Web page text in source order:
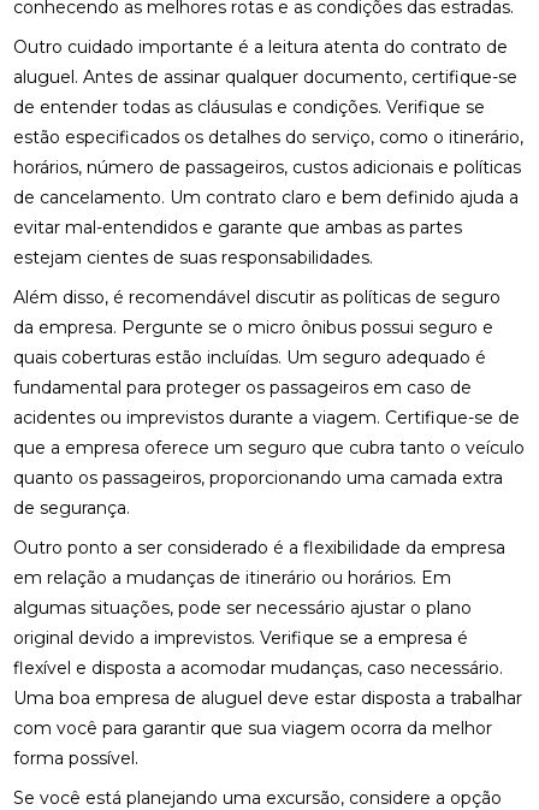
conhecendo as melhores rotas e as condições das estradas.
Outro cuidado importante é a leitura atenta do contrato de
aluguel. Antes de assinar qualquer documento, certifique-se
de entender todas as cláusulas e condições. Verifique se
estão especificados os detalhes do serviço, como o itinerário,
horários, número de passageiros, custos adicionais e políticas
de cancelamento. Um contrato claro e bem definido ajuda a
evitar mal-entendidos e garante que ambas as partes
estejam cientes de suas responsabilidades.
Além disso, é recomendável discutir as políticas de seguro
da empresa. Pergunte se o micro ônibus possui seguro e
quais coberturas estão incluídas. Um seguro adequado é
fundamental para proteger os passageiros em caso de
acidentes ou imprevistos durante a viagem. Certifique-se de
que a empresa oferece um seguro que cubra tanto o veículo
quanto os passageiros, proporcionando uma camada extra
de segurança.
Outro ponto a ser considerado é a flexibilidade da empresa
em relação a mudanças de itinerário ou horários. Em
algumas situações, pode ser necessário ajustar o plano
original devido a imprevistos. Verifique se a empresa é
flexível e disposta a acomodar mudanças, caso necessário.
Uma boa empresa de aluguel deve estar disposta a trabalhar
com você para garantir que sua viagem ocorra da melhor
forma possível.
Se você está planejando uma excursão, considere a opção